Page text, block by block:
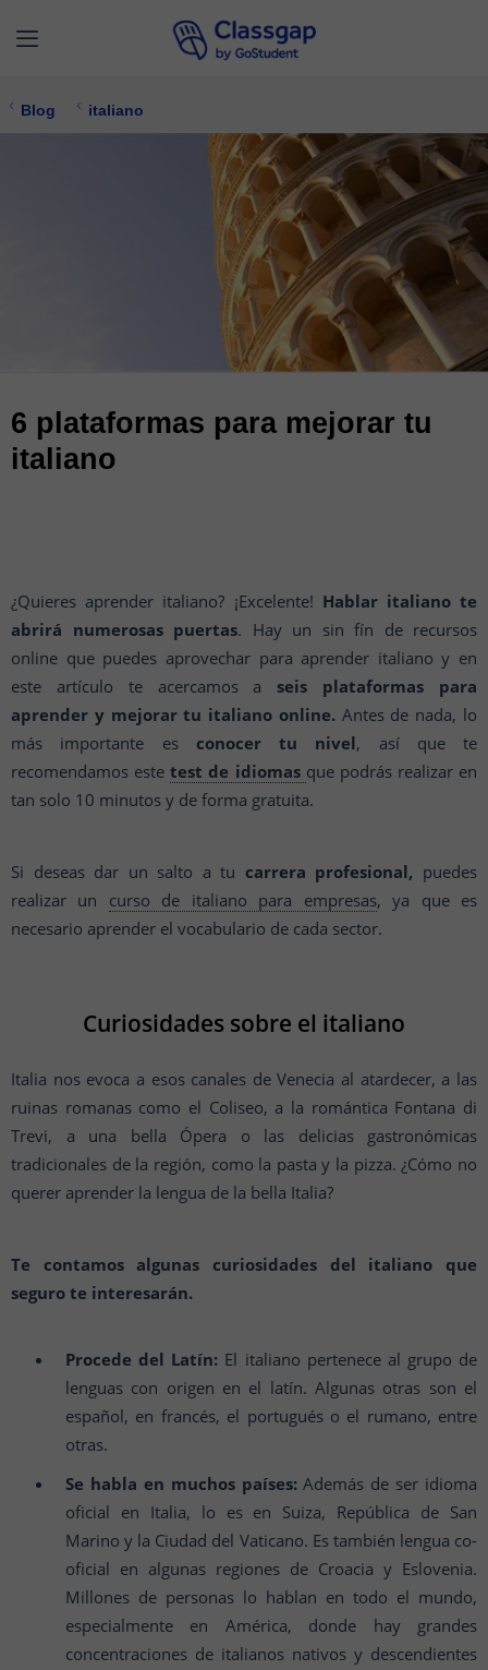
Blog italiano
6 plataformas para mejorar tu
italiano
¿Quieres aprender italiano? ¡Excelente! Hablar italiano te
abrirá numerosas puertas. Hay un sin fín de recursos
online que puedes aprovechar para aprender italiano y en
este artículo te acercamos a seis plataformas para
aprender y mejorar tu italiano online.Antes de nada, lo
más importante es conocer tu nivel, así que te
recomendamos estetest de idiomas que podrás realizar en
tan solo 10 minutos y de forma gratuita.
Si deseas dar un salto a tu carrera profesional, puedes
realizar un curso de italiano para empresas, ya que es
necesario aprender el vocabulario de cada sector.
Curiosidades sobre el italiano
Italia nos evoca a esos canales de Venecia al atardecer, a las
ruinas romanas como el Coliseo, a la romántica Fontana di
Trevi, a una bella Ópera o las delicias gastronómicas
tradicionales de la región, como la pasta y la pizza. ¿Cómo no
querer aprender la lengua de la bella Italia?
Te contamos algunas curiosidades del italiano que
seguro te interesarán.
Procede del Latín: El italiano pertenece al grupo de
lenguas con origen en el latín. Algunas otras son el
español, en francés, el portugués o el rumano, entre
otras.
Se habla en muchos países:Además de ser idioma
oficial en Italia, lo es en Suiza, República de San
Marino y la Ciudad del Vaticano. Es también lengua co-
oficial en algunas regiones de Croacia y Eslovenia.
Millones de personas lo hablan en todo el mundo,
especialmente en América, donde hay grandes
concentraciones de italianos nativos y descendientes